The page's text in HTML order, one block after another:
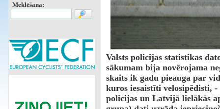
Meklēšana:
Valsts policijas statistikas
sākumam bija novērojama
skaits ik gadu pieauga par
kuros iesaistīti velosipēdisti,
policijas un Latvijā lielākās